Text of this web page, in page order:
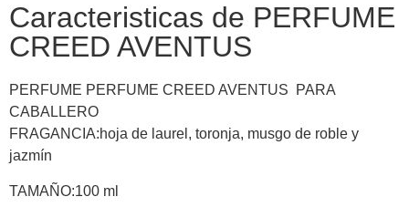
Caracteristicas de PERFUME
CREED AVENTUS
PERFUME PERFUME CREED AVENTUS PARA
CABALLERO
FRAGANCIA:hoja de laurel, toronja, musgo de roble y
jazmín
TAMAÑO:100 ml